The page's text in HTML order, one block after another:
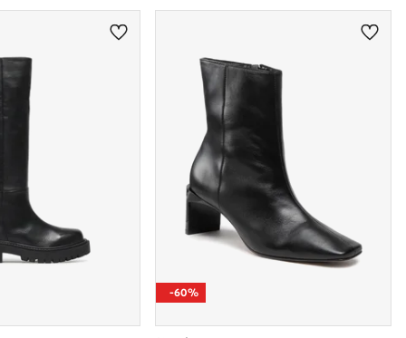
-60%